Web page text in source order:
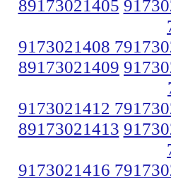
89173021405
9173021408
89173021409
9173021412
89173021413
9173021416